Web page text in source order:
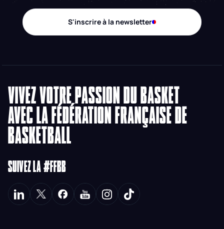
S'inscrire à la newsletter
VIVEZ VOTRE PASSION DU BASKET
AVEC LA FÉDÉRATION FRANÇAISE DE
BASKETBALL
SUIVEZ LA #FFBB